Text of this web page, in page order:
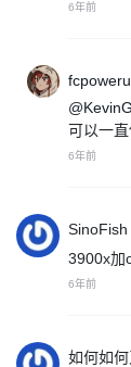
6年前
可以一
6年前
SinoFish
3900x加
6年前
如何如